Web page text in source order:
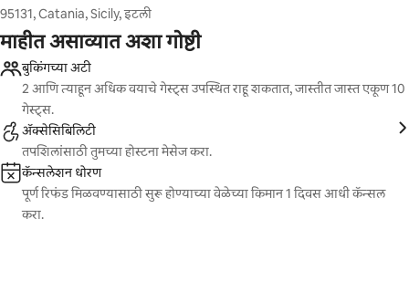
95131, Catania, Sicily, इटली
माहीत असाव्यात अशा गोष्टी
बुकिंगच्या अटी
2 आणि त्याहून अधिक वयाचे गेस्ट्स उपस्थित राहू शकतात, जास्तीत जास्त एकूण 10
गेस्ट्स.
ॲक्सेसिबिलिटी
तपशिलांसाठी तुमच्या होस्टना मेसेज करा.
कॅन्सलेशन धोरण
पूर्ण रिफंड मिळवण्यासाठी सुरू होण्याच्या वेळेच्या किमान 1 दिवस आधी कॅन्सल
करा.